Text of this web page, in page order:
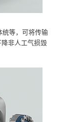
统等，可将传输
非人工气损毁